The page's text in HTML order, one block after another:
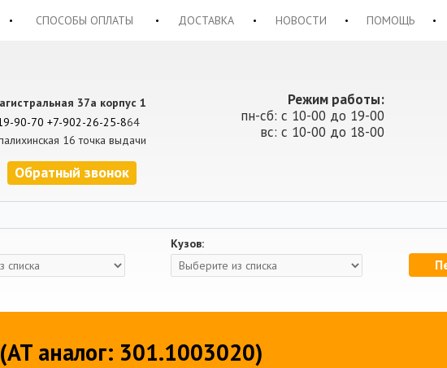
СПОСОБЫ ОПЛАТЫ ДОСТАВКА НОВОСТИ ПОМОЩЬ
37а корпус 1
90-70 +7-902-26-25-864
16 точка выдачи
Обратный звонок
Режим работы:
пн-сб: с 10-00 до 19-00
вс: с 10-00 до 18-00
Кузов:
аналог: 301.1003020)